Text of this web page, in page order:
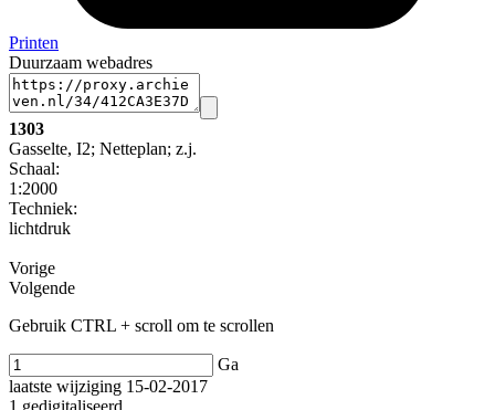
Printen
Duurzaam webadres
1303
Gasselte, I2; Netteplan; z.j.
Schaal:
1:2000
Techniek:
lichtdruk
Vorige
Volgende
Gebruik CTRL + scroll om te scrollen
Ga
laatste wijziging 15-02-2017